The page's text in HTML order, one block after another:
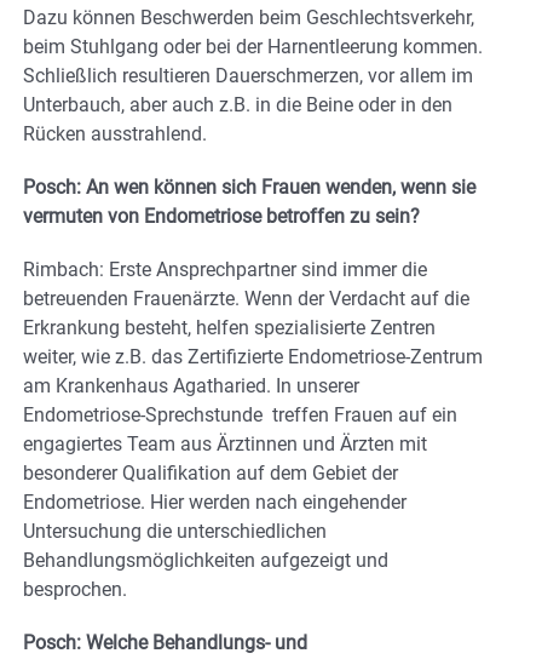
Dazu können Beschwerden beim Geschlechtsverkehr,
beim Stuhlgang oder bei der Harnentleerung kommen.
Schließlich resultieren Dauerschmerzen, vor allem im
Unterbauch, aber auch z.B. in die Beine oder in den
Rücken ausstrahlend.
Posch: An wen können sich Frauen wenden, wenn sie
vermuten von Endometriose betroffen zu sein?
Rimbach: Erste Ansprechpartner sind immer die
betreuenden Frauenärzte. Wenn der Verdacht auf die
Erkrankung besteht, helfen spezialisierte Zentren
weiter, wie z.B. das Zertifizierte Endometriose-Zentrum
am Krankenhaus Agatharied. In unserer
Endometriose-Sprechstunde treffen Frauen auf ein
engagiertes Team aus Ärztinnen und Ärzten mit
besonderer Qualifikation auf dem Gebiet der
Endometriose. Hier werden nach eingehender
Untersuchung die unterschiedlichen
Behandlungsmöglichkeiten aufgezeigt und
besprochen.
Posch: Welche Behandlungs- und